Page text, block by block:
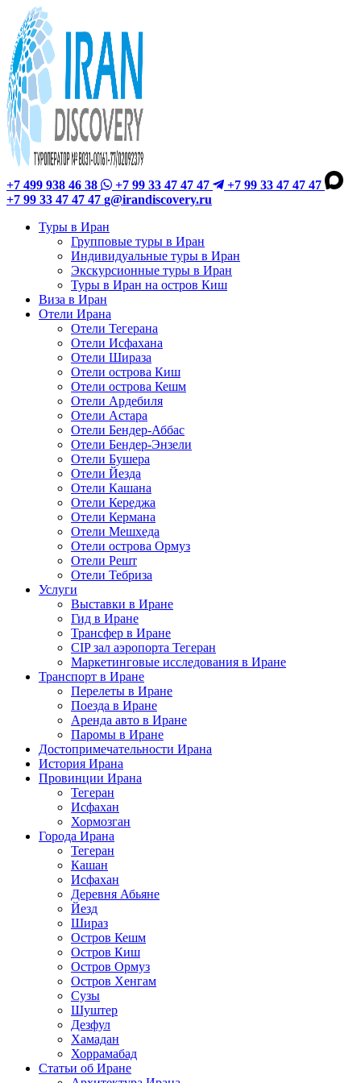
+7 499 938 46 38 +7 99 33 47 47 47
+7 99 33 47 47 47
+7 99 33 47 47 47 g@irandiscovery.ru
Туры в Иран
Групповые туры в Иран
Индивидуальные туры в Иран
Экскурсионные туры в Иран
Туры в Иран на остров Киш
Виза в Иран
Отели Ирана
Отели Тегерана
Отели Исфахана
Отели Шираза
Отели острова Киш
Отели острова Кешм
Отели Ардебиля
Отели Астара
Отели Бендер-Аббас
Отели Бендер-Энзели
Отели Бушера
Отели Йезда
Отели Кашана
Отели Кереджа
Отели Кермана
Отели Мешхеда
Отели острова Ормуз
Отели Решт
Отели Тебриза
Услуги
Выставки в Иране
Гид в Иране
Трансфер в Иране
CIP зал аэропорта Тегеран
Маркетинговые исследования в Иране
Транспорт в Иране
Перелеты в Иране
Поезда в Иране
Аренда авто в Иране
Паромы в Иране
Достопримечательности Ирана
История Ирана
Провинции Ирана
Тегеран
Исфахан
Хормозган
Города Ирана
Тегеран
Кашан
Исфахан
Деревня Абьяне
Йезд
Шираз
Остров Кешм
Остров Киш
Остров Ормуз
Остров Хенгам
Сузы
Шуштер
Дезфул
Хамадан
Хоррамабад
Статьи об Иране